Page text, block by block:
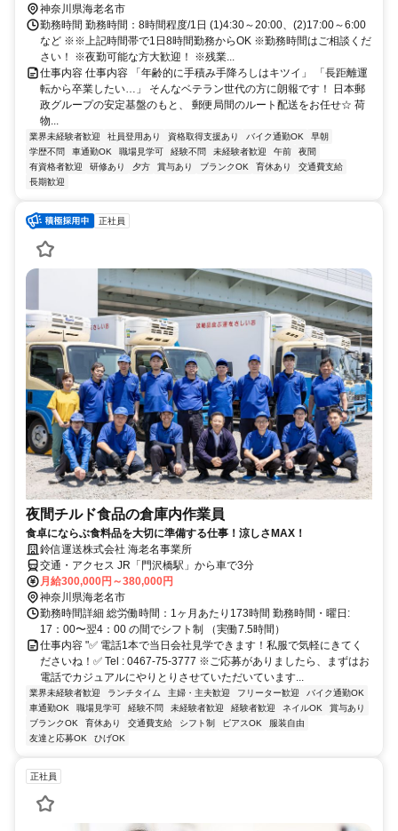
神奈川県海老名市
勤務時間 勤務時間：8時間程度/1日 (1)4:30～20:00、(2)17:00～6:00
など ※※上記時間帯で1日8時間勤務からOK ※勤務時間はご相談くだ
さい！ ※夜勤可能な方大歓迎！ ※残業...
仕事内容 仕事内容 「年齢的に手積み手降ろしはキツイ」 「長距離運
転から卒業したい…」 そんなベテラン世代の方に朗報です！ 日本郵
政グループの安定基盤のもと、 郵便局間のルート配送をお任せ☆ 荷
物...
業界未経験者歓迎 社員登用あり 資格取得支援あり バイク通勤OK
早朝
学歴不問
車通勤OK 職場見学可 経験不問 未経験者歓迎 午前
夜間
有資格者歓迎
研修あり 夕方 賞与あり ブランクOK 育休あり
交通費支給
長期歓迎
正社員
夜間チルド食品の倉庫内作業員
食卓にならぶ食料品を大切に準備する仕事！涼しさMAX！
鈴信運送株式会社 海老名事業所
交通・アクセス JR「門沢橋駅」から車で3分
月給300,000円～380,000円
神奈川県海老名市
勤務時間詳細 総労働時間：1ヶ月あたり173時間 勤務時間・曜日:
17：00〜翌4：00 の間でシフト制 （実働7.5時間）
仕事内容 "✅ 電話1本で当日会社見学できます！私服で気軽にきてく
ださいね！✅ Tel : 0467-75-3777 ※ご応募がありましたら、まずはお
電話でカジュアルにやりとりさせていただいています...
業界未経験者歓迎 ランチタイム 主婦・主夫歓迎 フリーター歓迎
バイク通勤OK
車通勤OK
職場見学可 経験不問 未経験者歓迎 経験者歓迎 ネイルOK
賞与あり
ブランクOK
育休あり 交通費支給 シフト制 ピアスOK
服装自由
友達と応募OK
ひげOK
正社員